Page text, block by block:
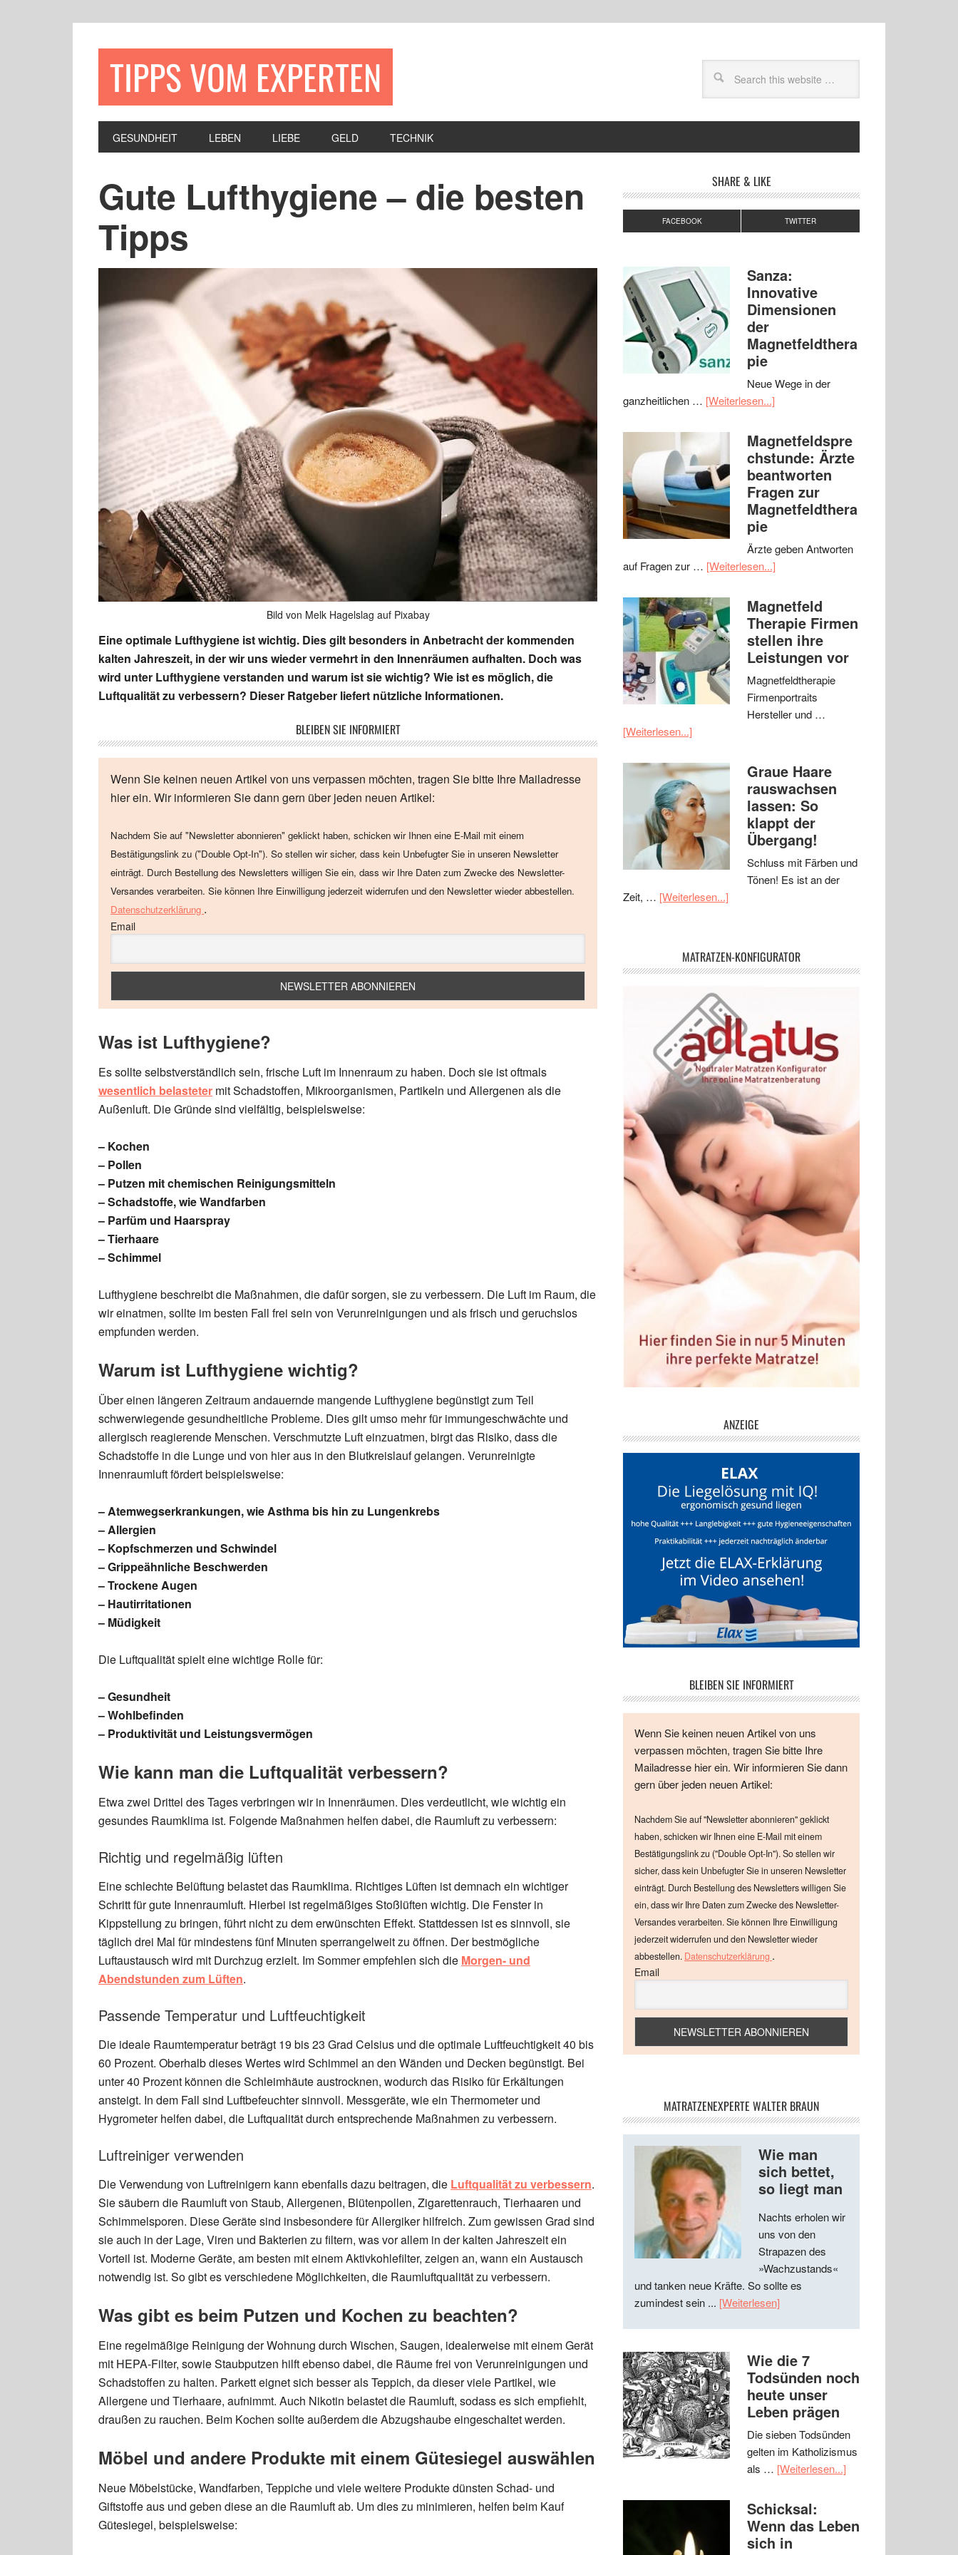
TIPPS VOM EXPERTEN
GESUNDHEIT LEBEN LIEBE GELD TECHNIK
Gute Lufthygiene – die besten
Tipps
Bild von Melk Hagelslag auf Pixabay
Eine optimale Lufthygiene ist wichtig. Dies gilt besonders in Anbetracht der kommenden
kalten Jahreszeit, in der wir uns wieder vermehrt in den Innenräumen aufhalten. Doch was
wird unter Lufthygiene verstanden und warum ist sie wichtig? Wie ist es möglich, die
Luftqualität zu verbessern? Dieser Ratgeber liefert nützliche Informationen.
BLEIBEN SIE INFORMIERT
Wenn Sie keinen neuen Artikel von uns verpassen möchten, tragen Sie bitte Ihre Mailadresse
hier ein. Wir informieren Sie dann gern über jeden neuen Artikel:
Nachdem Sie auf "Newsletter abonnieren" geklickt haben, schicken wir Ihnen eine E-Mail mit einem
Bestätigungslink zu ("Double Opt-In"). So stellen wir sicher, dass kein Unbefugter Sie in unseren Newsletter
einträgt. Durch Bestellung des Newsletters willigen Sie ein, dass wir Ihre Daten zum Zwecke des Newsletter-
Versandes verarbeiten. Sie können Ihre Einwilligung jederzeit widerrufen und den Newsletter wieder abbestellen.
Datenschutzerklärung .
Email
Was ist Lufthygiene?
Es sollte selbstverständlich sein, frische Luft im Innenraum zu haben. Doch sie ist oftmals
wesentlich belasteter mit Schadstoffen, Mikroorganismen, Partikeln und Allergenen als die
Außenluft. Die Gründe sind vielfältig, beispielsweise:
– Kochen
– Pollen
– Putzen mit chemischen Reinigungsmitteln
– Schadstoffe, wie Wandfarben
– Parfüm und Haarspray
– Tierhaare
– Schimmel
Lufthygiene beschreibt die Maßnahmen, die dafür sorgen, sie zu verbessern. Die Luft im Raum, die
wir einatmen, sollte im besten Fall frei sein von Verunreinigungen und als frisch und geruchslos
empfunden werden.
Warum ist Lufthygiene wichtig?
Über einen längeren Zeitraum andauernde mangende Lufthygiene begünstigt zum Teil
schwerwiegende gesundheitliche Probleme. Dies gilt umso mehr für immungeschwächte und
allergisch reagierende Menschen. Verschmutzte Luft einzuatmen, birgt das Risiko, dass die
Schadstoffe in die Lunge und von hier aus in den Blutkreislauf gelangen. Verunreinigte
Innenraumluft fördert beispielsweise:
– Atemwegserkrankungen, wie Asthma bis hin zu Lungenkrebs
– Allergien
– Kopfschmerzen und Schwindel
– Grippeähnliche Beschwerden
– Trockene Augen
– Hautirritationen
– Müdigkeit
Die Luftqualität spielt eine wichtige Rolle für:
– Gesundheit
– Wohlbefinden
– Produktivität und Leistungsvermögen
Wie kann man die Luftqualität verbessern?
Etwa zwei Drittel des Tages verbringen wir in Innenräumen. Dies verdeutlicht, wie wichtig ein
gesundes Raumklima ist. Folgende Maßnahmen helfen dabei, die Raumluft zu verbessern:
Richtig und regelmäßig lüften
Eine schlechte Belüftung belastet das Raumklima. Richtiges Lüften ist demnach ein wichtiger
Schritt für gute Innenraumluft. Hierbei ist regelmäßiges Stoßlüften wichtig. Die Fenster in
Kippstellung zu bringen, führt nicht zu dem erwünschten Effekt. Stattdessen ist es sinnvoll, sie
täglich drei Mal für mindestens fünf Minuten sperrangelweit zu öffnen. Der bestmögliche
Luftaustausch wird mit Durchzug erzielt. Im Sommer empfehlen sich die Morgen- und
Abendstunden zum Lüften.
Passende Temperatur und Luftfeuchtigkeit
Die ideale Raumtemperatur beträgt 19 bis 23 Grad Celsius und die optimale Luftfeuchtigkeit 40 bis
60 Prozent. Oberhalb dieses Wertes wird Schimmel an den Wänden und Decken begünstigt. Bei
unter 40 Prozent können die Schleimhäute austrocknen, wodurch das Risiko für Erkältungen
ansteigt. In dem Fall sind Luftbefeuchter sinnvoll. Messgeräte, wie ein Thermometer und
Hygrometer helfen dabei, die Luftqualität durch entsprechende Maßnahmen zu verbessern.
Luftreiniger verwenden
Die Verwendung von Luftreinigern kann ebenfalls dazu beitragen, die Luftqualität zu verbessern.
Sie säubern die Raumluft von Staub, Allergenen, Blütenpollen, Zigarettenrauch, Tierhaaren und
Schimmelsporen. Diese Geräte sind insbesondere für Allergiker hilfreich. Zum gewissen Grad sind
sie auch in der Lage, Viren und Bakterien zu filtern, was vor allem in der kalten Jahreszeit ein
Vorteil ist. Moderne Geräte, am besten mit einem Aktivkohlefilter, zeigen an, wann ein Austausch
notwendig ist. So gibt es verschiedene Möglichkeiten, die Raumluftqualität zu verbessern.
Was gibt es beim Putzen und Kochen zu beachten?
Eine regelmäßige Reinigung der Wohnung durch Wischen, Saugen, idealerweise mit einem Gerät
mit HEPA-Filter, sowie Staubputzen hilft ebenso dabei, die Räume frei von Verunreinigungen und
Schadstoffen zu halten. Parkett eignet sich besser als Teppich, da dieser viele Partikel, wie
Allergene und Tierhaare, aufnimmt. Auch Nikotin belastet die Raumluft, sodass es sich empfiehlt,
draußen zu rauchen. Beim Kochen sollte außerdem die Abzugshaube eingeschaltet werden.
Möbel und andere Produkte mit einem Gütesiegel auswählen
Neue Möbelstücke, Wandfarben, Teppiche und viele weitere Produkte dünsten Schad- und
Giftstoffe aus und geben diese an die Raumluft ab. Um dies zu minimieren, helfen beim Kauf
Gütesiegel, beispielsweise:
SHARE & LIKE
FACEBOOK TWITTER
Sanza:
Innovative
Dimensionen
der
Magnetfeldthera
pie
Neue Wege in der
ganzheitlichen … [Weiterlesen...]
Magnetfeldspre
chstunde: Ärzte
beantworten
Fragen zur
Magnetfeldthera
pie
Ärzte geben Antworten
auf Fragen zur … [Weiterlesen...]
Magnetfeld
Therapie Firmen
stellen ihre
Leistungen vor
Magnetfeldtherapie
Firmenportraits
Hersteller und …
[Weiterlesen...]
Graue Haare
rauswachsen
lassen: So
klappt der
Übergang!
Schluss mit Färben und
Tönen! Es ist an der
Zeit, … [Weiterlesen...]
MATRATZEN-KONFIGURATOR
ANZEIGE
BLEIBEN SIE INFORMIERT
Wenn Sie keinen neuen Artikel von uns
verpassen möchten, tragen Sie bitte Ihre
Mailadresse hier ein. Wir informieren Sie dann
gern über jeden neuen Artikel:
Nachdem Sie auf "Newsletter abonnieren" geklickt
haben, schicken wir Ihnen eine E-Mail mit einem
Bestätigungslink zu ("Double Opt-In"). So stellen wir
sicher, dass kein Unbefugter Sie in unseren Newsletter
einträgt. Durch Bestellung des Newsletters willigen Sie
ein, dass wir Ihre Daten zum Zwecke des Newsletter-
Versandes verarbeiten. Sie können Ihre Einwilligung
jederzeit widerrufen und den Newsletter wieder
abbestellen. Datenschutzerklärung .
Email
MATRATZENEXPERTE WALTER BRAUN
Wie man
sich bettet,
so liegt man
Nachts erholen wir
uns von den
Strapazen des
»Wachzustands«
und tanken neue Kräfte. So sollte es
zumindest sein ... [Weiterlesen]
Wie die 7
Todsünden noch
heute unser
Leben prägen
Die sieben Todsünden
gelten im Katholizismus
als … [Weiterlesen...]
Schicksal:
Wenn das Leben
sich in